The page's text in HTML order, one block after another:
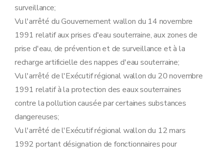
Art. 70
Art. 71
Sous-section 2
Modalités du recours prévu à l'article 41 du décret contre les conditions complémentaires éventuelles
Art. 72
Art. 73
Art. 74
Art. 75
Sous-section 3 Tenue des registres des déclarations
Art. 76
Art. 77
Section 5 Sûreté visée à l'article 55 du décret
Sous-section première
Art. 78
Art. 79
Sous-section 2 Modalités de constitution de la sûreté
surveillance;
Vu l'arrêté du Gouvernement wallon du 14 novembre
1991 relatif aux prises d'eau souterraine, aux zones de
prise d'eau, de prévention et de surveillance et à la
recharge artificielle des nappes d'eau souterraine;
Vu l'arrêté de l'Exécutif régional wallon du 20 novembre
1991 relatif à la protection des eaux souterraines
contre la pollution causée par certaines substances
dangereuses;
Vu l'arrêté de l'Exécutif régional wallon du 12 mars
1992 portant désignation de fonctionnaires pour